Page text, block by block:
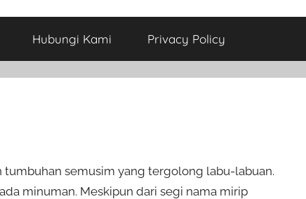
Hubungi Kami Privacy Policy
semusim yang tergolong labu-labuan.
minuman. Meskipun dari segi nama mirip